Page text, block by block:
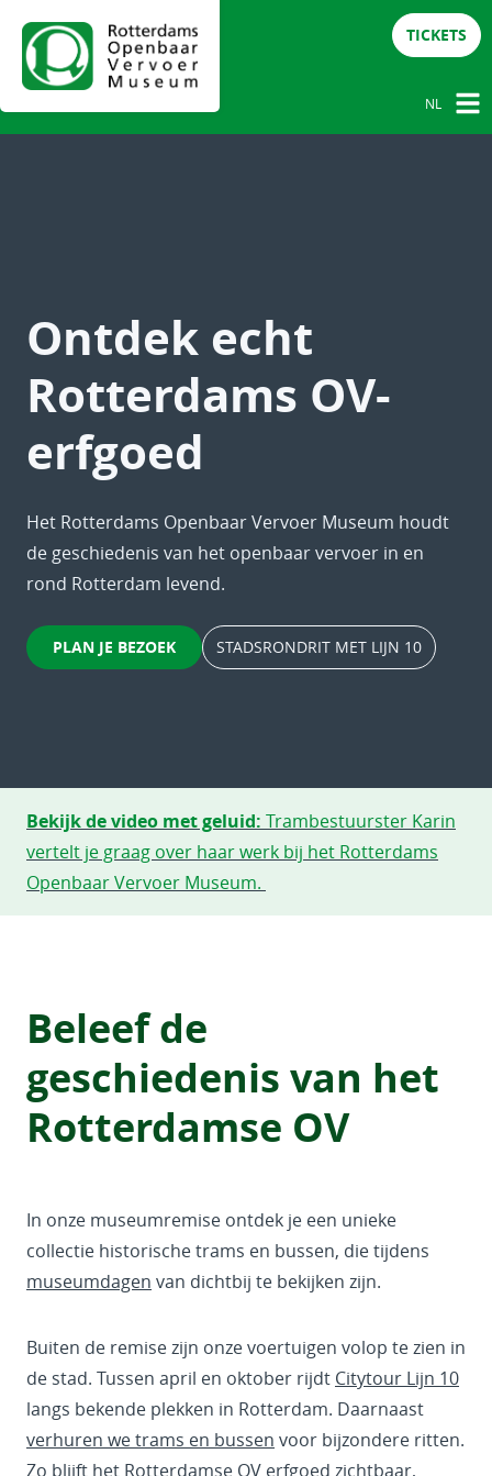
TICKETS
NL
Ontdek echt
Rotterdams OV-
erfgoed
Het Rotterdams Openbaar Vervoer Museum houdt
de geschiedenis van het openbaar vervoer in en
rond Rotterdam levend.
PLAN JE BEZOEK STADSRONDRIT MET LIJN 10
Bekijk de video met geluid: Trambestuurster Karin
vertelt je graag over haar werk bij het Rotterdams
Openbaar Vervoer Museum.
Beleef de
geschiedenis van het
Rotterdamse OV
In onze museumremise ontdek je een unieke
collectie historische trams en bussen, die tijdens
museumdagen van dichtbij te bekijken zijn.
Buiten de remise zijn onze voertuigen volop te zien in
de stad. Tussen april en oktober rijdt Citytour Lijn 10
langs bekende plekken in Rotterdam. Daarnaast
verhuren we trams en bussen voor bijzondere ritten.
Zo blijft het Rotterdamse OV erfgoed zichtbaar,